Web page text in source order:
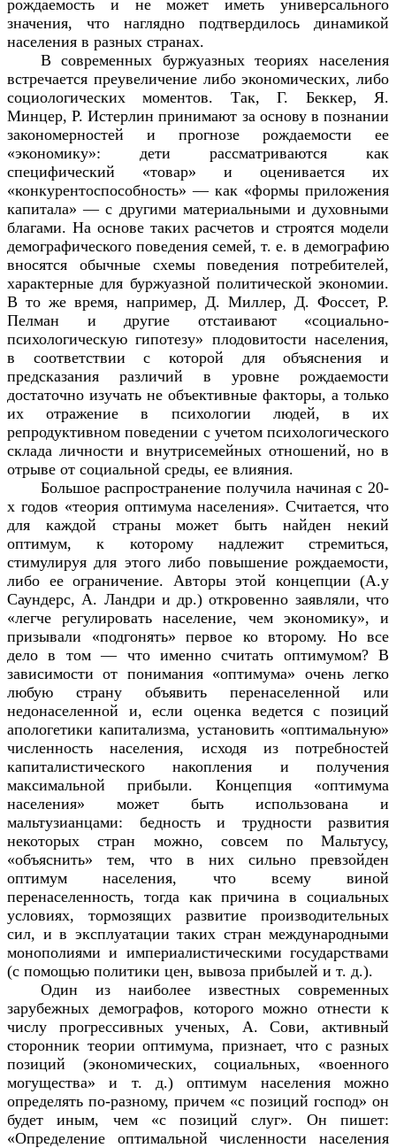
рождаемость и не может иметь универсального
значения, что наглядно подтвердилось динамикой
населения в разных странах.
В современных буржуазных теориях населения
встречается преувеличение либо экономических, либо
социологических моментов. Так, Г. Беккер, Я.
Минцер, Р. Истерлин принимают за основу в познании
закономерностей и прогнозе рождаемости ее
«экономику»: дети рассматриваются как
специфический «товар» и оценивается их
«конкурентоспособность» — как «формы приложения
капитала» — с другими материальными и духовными
благами. На основе таких расчетов и строятся модели
демографического поведения семей, т. е. в демографию
вносятся обычные схемы поведения потребителей,
характерные для буржуазной политической экономии.
В то же время, например, Д. Миллер, Д. Фоссет, Р.
Пелман и другие отстаивают «социально-
психологическую гипотезу» плодовитости населения,
в соответствии с которой для объяснения и
предсказания различий в уровне рождаемости
достаточно изучать не объективные факторы, а только
их отражение в психологии людей, в их
репродуктивном поведении с учетом психологического
склада личности и внутрисемейных отношений, но в
отрыве от социальной среды, ее влияния.
Большое распространение получила начиная с 20-
х годов «теория оптимума населения». Считается, что
для каждой страны может быть найден некий
оптимум, к которому надлежит стремиться,
стимулируя для этого либо повышение рождаемости,
либо ее ограничение. Авторы этой концепции (А.у
Саундерс, А. Ландри и др.) откровенно заявляли, что
«легче регулировать население, чем экономику», и
призывали «подгонять» первое ко второму. Но все
дело в том — что именно считать оптимумом? В
зависимости от понимания «оптимума» очень легко
любую страну объявить перенаселенной или
недонаселенной и, если оценка ведется с позиций
апологетики капитализма, установить «оптимальную»
численность населения, исходя из потребностей
капиталистического накопления и получения
максимальной прибыли. Концепция «оптимума
населения» может быть использована и
мальтузианцами: бедность и трудности развития
некоторых стран можно, совсем по Мальтусу,
«объяснить» тем, что в них сильно превзойден
оптимум населения, что всему виной
перенаселенность, тогда как причина в социальных
условиях, тормозящих развитие производительных
сил, и в эксплуатации таких стран международными
монополиями и империалистическими государствами
(с помощью политики цен, вывоза прибылей и т. д.).
Один из наиболее известных современных
зарубежных демографов, которого можно отнести к
числу прогрессивных ученых, А. Сови, активный
сторонник теории оптимума, признает, что с разных
позиций (экономических, социальных, «военного
могущества» и т. д.) оптимум населения можно
определять по-разному, причем «с позиций господ» он
будет иным, чем «с позиций слуг». Он пишет:
«Определение оптимальной численности населения